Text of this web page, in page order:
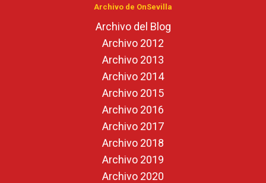
Archivo de OnSevilla
Archivo del Blog
Archivo 2012
Archivo 2013
Archivo 2014
Archivo 2015
Archivo 2016
Archivo 2017
Archivo 2018
Archivo 2019
Archivo 2020